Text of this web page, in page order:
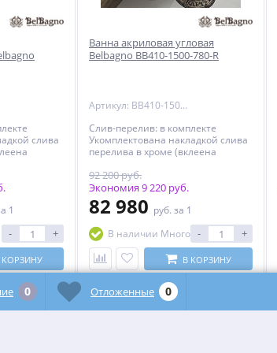
слива
по
10 лет
1
- +
КОРЗИНУ
Ванна акриловая угловая
Belbagno BB410-1500-780-R
Артикул: BB410-1500-780-R
Слив-перелив: в комплекте
Укомплектована накладкой слива
перелива в хроме (вклеена
подлежит).Укомплектована
донным клапаном. Расположение
перелива: Сливное отверстие
посередине дна ванны.
Исполнение фурнитуры: хром
Гарантия: 10 лет с даты продажи
92 200 руб.
Экономия 9 220 руб.
82 980 руб. за 1
В наличии Много - +
В КОРЗИНУ
-10%
0 Отложенные 0